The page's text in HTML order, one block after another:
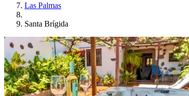
Las Palmas
Santa Brígida